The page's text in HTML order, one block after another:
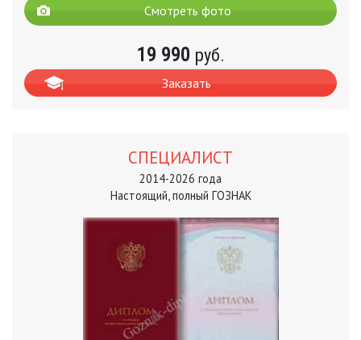
Смотреть фото
19 990 руб.
Заказать
СПЕЦИАЛИСТ
2014-2026 года
Настоящий, полный ГОЗНАК